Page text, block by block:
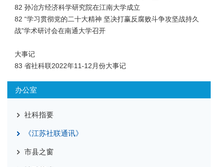
82 孙冶方经济科学研究院在江南大学成立
82 “学习贯彻党的二十大精神 坚决打赢反腐败斗争攻坚战持久
战”学术研讨会在南通大学召开
大事记
83 省社科联2022年11-12月份大事记
办公室
社科指要
《江苏社联通讯》
市县之窗